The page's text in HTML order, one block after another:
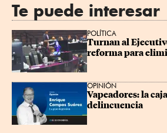
Te puede interesar
POLÍTICA
Turnan al
reforma para
OPINIÓN
Vapeadores: la
delincuencia